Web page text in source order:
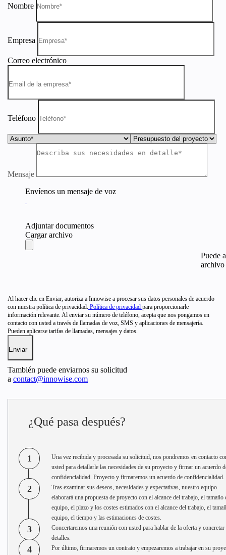
Nombre
Empresa
Correo electrónico
Teléfono
Mensaje
Envíenos un mensaje de voz
Adjuntar documentos
Cargar archivo
Puede
Al hacer clic en Enviar, autoriza a Innowise a procesar sus datos personales de acuerdo
con nuestra política de privacidad. Política de privacidad para proporcionarle
información relevante. Al enviar su número de teléfono, acepta que nos pongamos en
contacto con usted a través de llamadas de voz, SMS y aplicaciones de mensajería.
Pueden aplicarse tarifas de llamadas, mensajes y datos.
También puede enviarnos su solicitud
a contact@innowise.com
¿Qué pasa después?
1
Una vez recibida y procesada su solicitud, nos pondremos en contacto
usted para detallarle las necesidades de su proyecto y firmar un acuerdo
confidencialidad. Proyecto y firmaremos un acuerdo de confidencialidad.
2
Tras examinar sus deseos, necesidades y expectativas, nuestro equipo
elaborará una propuesta de proyecto con el alcance del trabajo, el tamaño
equipo, el plazo y los costes estimados con el alcance del trabajo, el
equipo, el tiempo y las estimaciones de costes.
3
Concertaremos una reunión con usted para hablar de la oferta y concretar
detalles.
4
Por último, firmaremos un contrato y empezaremos a trabajar en su